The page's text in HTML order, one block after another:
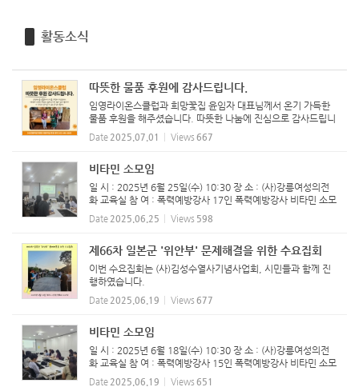
활동소식
따뜻한 물품 후원에 감사드립니다.
임영라이온스클럽과 희망꽃집 윤임자 대표님께서 온기 가득한
물품 후원을 해주셨습니다. 따뜻한 나눔에 진심으로 감사드립니
다. ‘강릉여성의전화’에 함께해주신 연대의 손길은 폭력 피해 여
성들의 일상 회복과 자립에 큰 힘이 됩니다. 일시/정기...
Date 2025.07.01 Views 667
비타민 소모임
일 시 : 2025년 6월 25일(수) 10:30 장 소 : (사)강릉여성의전
화 교육실 참 여 : 폭력예방강사 17인 폭력예방강사 비타민 소모
임 진행하였습니다.
Date 2025.06.25 Views 598
제66차 일본군 '위안부' 문제해결을 위한 수요집회
이번 수요집회는 (사)김성수열사기념사업회, 시민들과 함께 진
행하였습니다.
Date 2025.06.19 Views 677
비타민 소모임
일 시 : 2025년 6월 18일(수) 10:30 장 소 : (사)강릉여성의전
화 교육실 참 여 : 폭력예방강사 15인 폭력예방강사 비타민 소모
임 진행하였습니다.
Date 2025.06.19 Views 651